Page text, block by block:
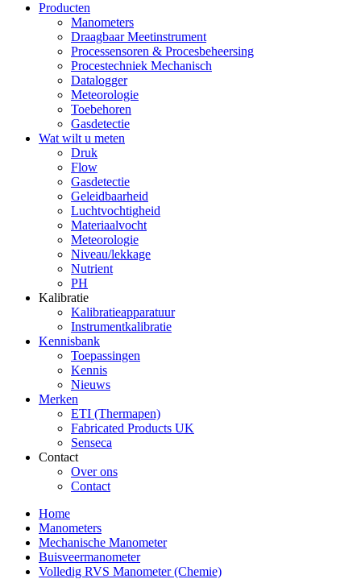
Producten
Manometers
Draagbaar Meetinstrument
Processensoren & Procesbeheersing
Procestechniek Mechanisch
Datalogger
Meteorologie
Toebehoren
Gasdetectie
Wat wilt u meten
Druk
Flow
Gasdetectie
Geleidbaarheid
Luchtvochtigheid
Materiaalvocht
Meteorologie
Niveau/lekkage
Nutrient
PH
Kalibratie
Kalibratieapparatuur
Instrumentkalibratie
Kennisbank
Toepassingen
Kennis
Nieuws
Merken
ETI (Thermapen)
Fabricated Products UK
Senseca
Contact
Over ons
Contact
Home
Manometers
Mechanische Manometer
Buisveermanometer
Volledig RVS Manometer (Chemie)